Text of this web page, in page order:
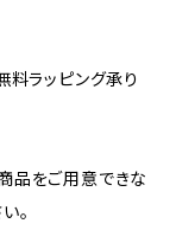
料ラッピング承り
品をご用意できな
。